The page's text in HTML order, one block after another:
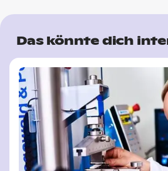
Das könnte dich